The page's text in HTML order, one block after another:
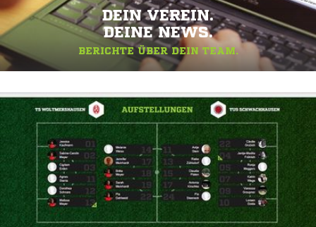
DEIN VEREIN.
DEINE NEWS.
BERICHTE ÜBER DEIN TEAM.